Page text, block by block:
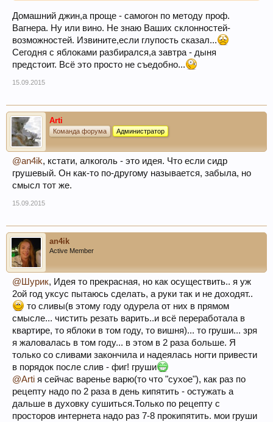
Домашний джин,а проще - самогон по методу проф.
Вагнера. Ну или вино. Не знаю Ваших склонностей-
возможностей. Извините,если глупость сказал...
Сегодня с яблоками разбирался,а завтра - дыня
предстоит. Всё это просто не съедобно...
15.09.2015
Arti
Команда форума Администратор
@an4ik, кстати, алкоголь - это идея. Что если сидр
грушевый. Он как-то по-другому называется, забыла, но
смысл тот же.
15.09.2015
an4ik
Active Member
@Шурик, Идея то прекрасная, но как осуществить.. я уж
2ой год уксус пытаюсь сделать, а руки так и не доходят..
то сливы(в этому году одурела от них в прямом
смысле... чистить резать варить..и всё переработала в
квартире, то яблоки в том году, то вишня)... то груши... зря
я жаловалась в том году... в этом в 2 раза больше. Я
только со сливами закончила и надеялась ногти привести
в порядок после слив - фиг! груши
@Arti я сейчас варенье варю(то что "сухое"), как раз по
рецепту надо по 2 раза в день кипятить - остужать а
дальше в духовку сушиться.Только по рецепту с
просторов интернета надо раз 7-8 прокипятить. мои груши